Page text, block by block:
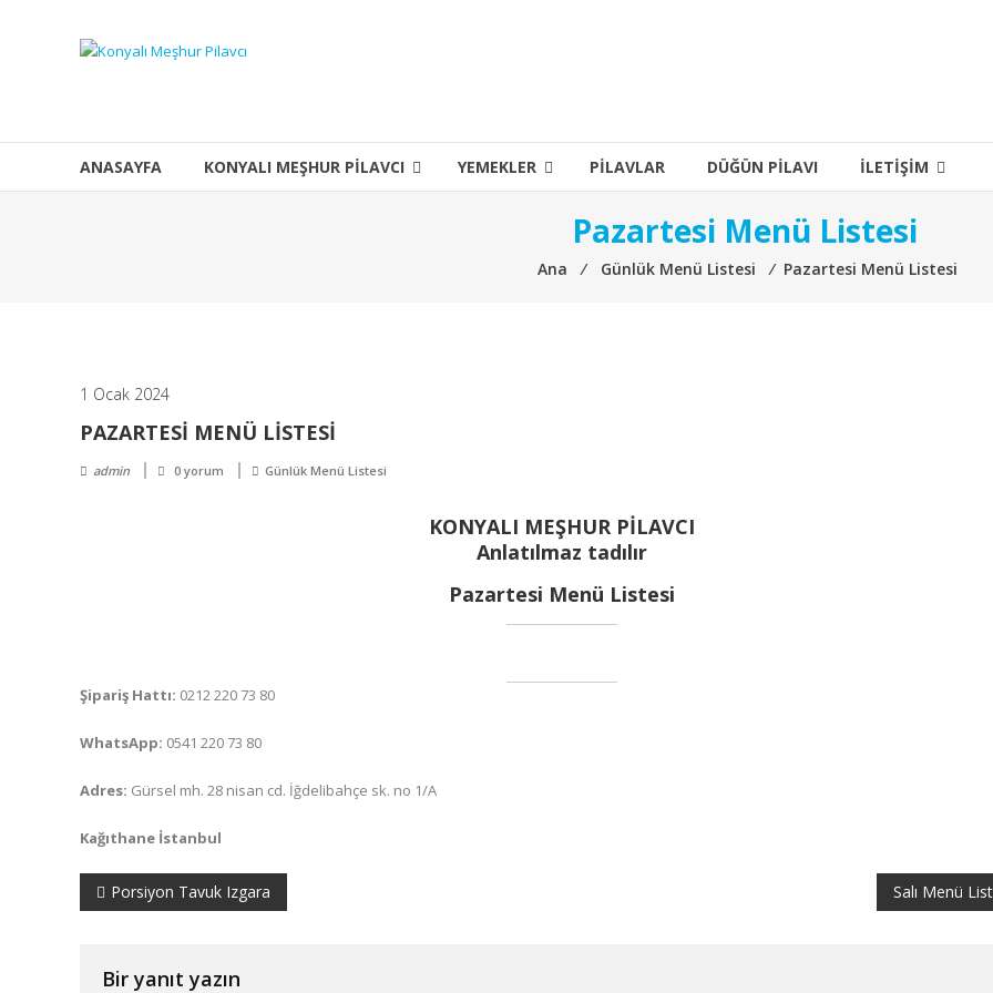
Konyalı
Pilavcı
Anlatılmaz
tadılır
ANASAYFA KONYALI MEŞHUR PILAVCI YEMEKLER PILAVLAR DÜĞÜN PILAVI İLETIŞIM
Pazartesi Menü Listesi
Ana ⁄ Günlük Menü Listesi ⁄ Pazartesi Menü Listesi
1 Ocak 2024
PAZARTESI MENÜ LISTESI
admin 0 yorum Günlük Menü Listesi
KONYALI MEŞHUR PİLAVCI
Anlatılmaz tadılır
Pazartesi Menü Listesi
Şipariş Hattı: 0212 220 73 80
WhatsApp: 0541 220 73 80
Adres: Gürsel mh. 28 nisan cd. İğdelibahçe sk. no 1/A
Kağıthane İstanbul
Yazı
Porsiyon Tavuk Izgara Salı Menü
Bir yanıt yazın